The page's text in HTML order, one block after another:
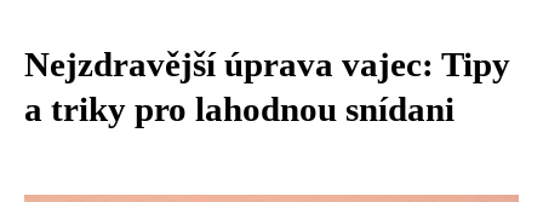
Nejzdravější úprava vajec: Tipy
a triky pro lahodnou snídani